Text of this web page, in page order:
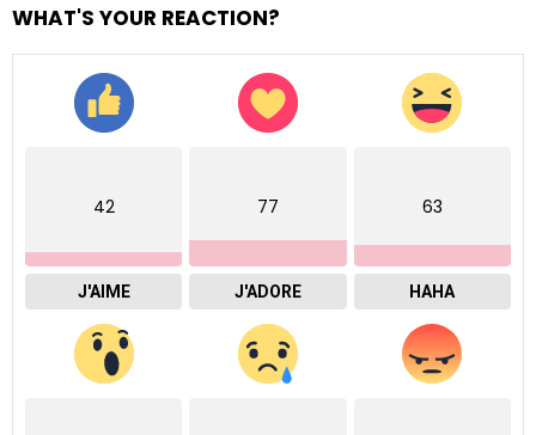
WHAT'S YOUR REACTION?
42
J'AIME
77
J'ADORE
63
HAHA